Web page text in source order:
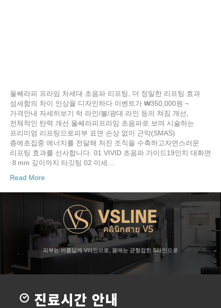
울쎄라피 프라임 차세대 초음파 리프팅, 더 정밀한 리프팅 효과
섬세함의 차이 인상을 디자인하다 이벤트가 ₩350,000원 ~
가격안내 자세히보기 턱 라인/볼/광대 라인 등의 쳐짐 개선,
전체적인 탄력 개선 울쎄라피프라임 초음파로 보며 시술하는
프리미엄 리프팅으로피부 표면 손상 없이 근막(SMAS)
층에초집중 에너지를 전달해 처진 조직을 수축하고자연스러운
리프팅 효과를 선사합니다. 01 VIVID 초음파 가이드19인치 대화면
·8 mm 깊이까지 타깃팅 02 미세…
Read More
피부는 아름답게 V라인으로, 몸매는 균형잡힌 S라인으로
진료시간 안내